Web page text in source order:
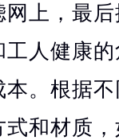
上，最
人健康
。根据
和材质